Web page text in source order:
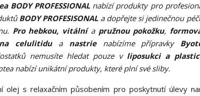
BODY PROFESSIONALnabízí produkty pro
BODY PROFESISONALa dopřejte si jedinečnou
Pro hebkou, vitálnía pružnou pokožku,
celulitidua nastrienabízíme přípravky
nemusíte hledat pouze v liposukci a
nabízí unikátní produkty, které plní své sliby.
olej s relaxačním působením pro poskytnutí úlevy